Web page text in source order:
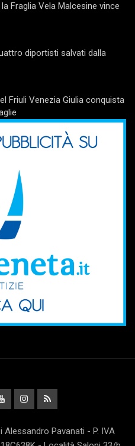
Fraglia Vela Malcesine vince
diportisti salvati dalla
Friuli Venezia Giulia conquista
Pavanati - P. IVA